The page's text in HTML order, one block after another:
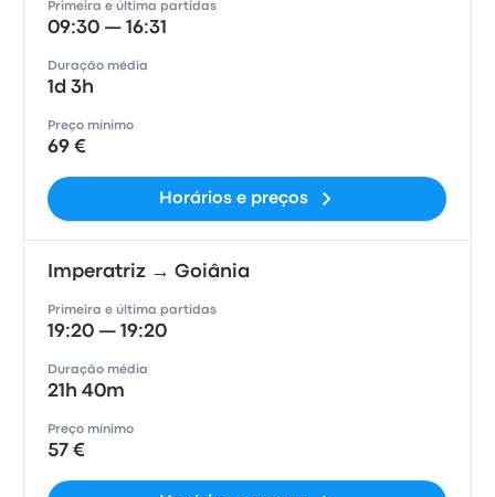
Primeira e última partidas
09:30 — 16:31
Duração média
1d 3h
Preço mínimo
69 €
Horários e preços
Imperatriz → Goiânia
Primeira e última partidas
19:20 — 19:20
Duração média
21h 40m
Preço mínimo
57 €